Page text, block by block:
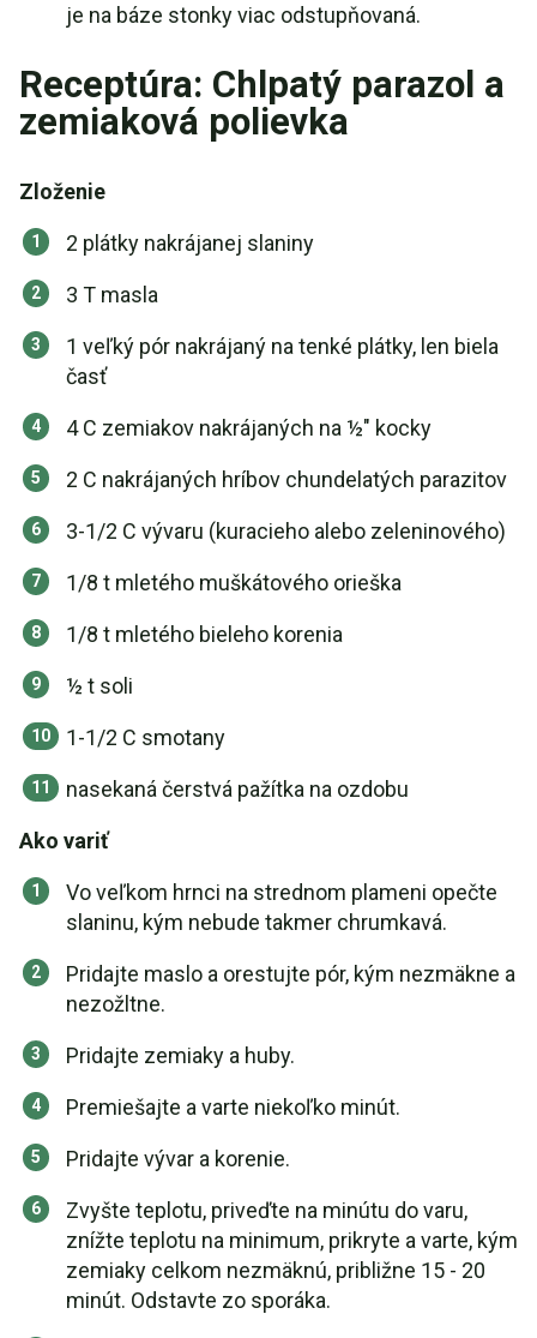
je na báze stonky viac odstupňovaná.
Receptúra: Chlpatý parazol a
zemiaková polievka
Zloženie
2 plátky nakrájanej slaniny
3 T masla
1 veľký pór nakrájaný na tenké plátky, len biela
časť
4 C zemiakov nakrájaných na ½" kocky
2 C nakrájaných hríbov chundelatých parazitov
3-1/2 C vývaru (kuracieho alebo zeleninového)
1/8 t mletého muškátového orieška
1/8 t mletého bieleho korenia
½ t soli
1-1/2 C smotany
nasekaná čerstvá pažítka na ozdobu
Ako variť
Vo veľkom hrnci na strednom plameni opečte
slaninu, kým nebude takmer chrumkavá.
Pridajte maslo a orestujte pór, kým nezmäkne a
nezožltne.
Pridajte zemiaky a huby.
Premiešajte a varte niekoľko minút.
Pridajte vývar a korenie.
Zvyšte teplotu, priveďte na minútu do varu,
znížte teplotu na minimum, prikryte a varte, kým
zemiaky celkom nezmäknú, približne 15 - 20
minút. Odstavte zo sporáka.